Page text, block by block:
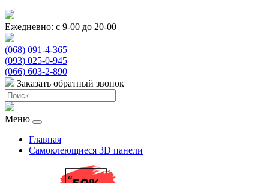
Ежедневно: с 9-00 до 20-00
(068) 091-4-365
(093) 025-0-945
(066) 603-2-890
Заказать обратный звонок
Меню
Главная
Самоклеющиеся 3D панели